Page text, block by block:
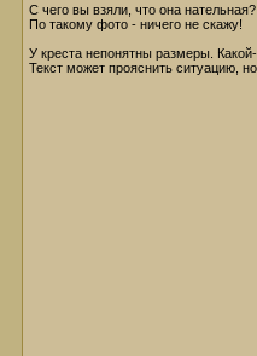
С чего вы взяли, что она
По такому фото - ничего не скажу!
У креста непонятны размеры.
Текст может прояснить ситуацию,